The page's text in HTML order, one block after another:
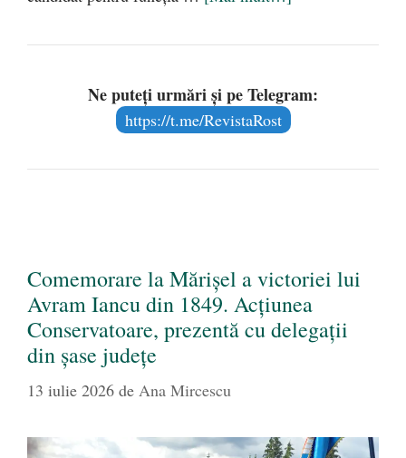
Ne puteți urmări și pe Telegram:
https://t.me/RevistaRost
Comemorare la Mărișel a victoriei lui
Avram Iancu din 1849. Acțiunea
Conservatoare, prezentă cu delegații
din șase județe
13 iulie 2026 de Ana Mircescu